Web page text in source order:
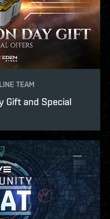
TEAM
Gift and Special